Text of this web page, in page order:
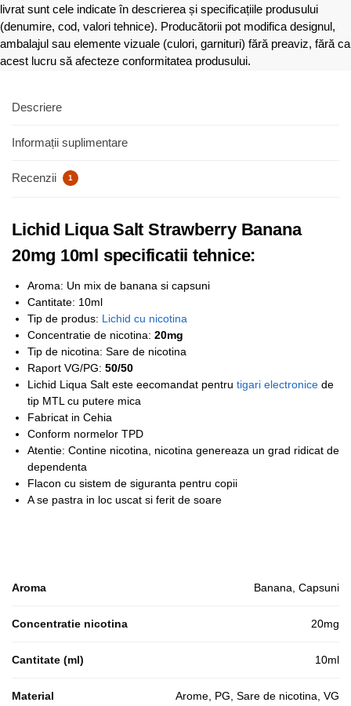
livrat sunt cele indicate în descrierea și specificațiile produsului
(denumire, cod, valori tehnice). Producătorii pot modifica designul,
ambalajul sau elemente vizuale (culori, garnituri) fără preaviz, fără ca
acest lucru să afecteze conformitatea produsului.
Descriere
Informații suplimentare
Recenzii 1
Lichid Liqua Salt Strawberry Banana
20mg 10ml specificatii tehnice:
Aroma: Un mix de banana si capsuni
Cantitate: 10ml
Tip de produs: Lichid cu nicotina
Concentratie de nicotina: 20mg
Tip de nicotina: Sare de nicotina
Raport VG/PG: 50/50
Lichid Liqua Salt este eecomandat pentru tigari electronice de
tip MTL cu putere mica
Fabricat in Cehia
Conform normelor TPD
Atentie: Contine nicotina, nicotina genereaza un grad ridicat de
dependenta
Flacon cu sistem de siguranta pentru copii
A se pastra in loc uscat si ferit de soare
Aroma Banana, Capsuni
Concentratie nicotina 20mg
Cantitate (ml) 10ml
Material Arome, PG, Sare de nicotina, VG